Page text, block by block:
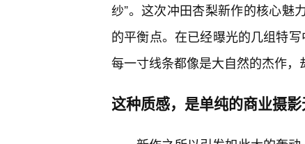
纱”。这次冲田杏梨新作的核心魅
的平衡点。在已经曝光的几组特
每一寸线条都像是大自然的杰作，
这种质感，是单纯的商业摄影